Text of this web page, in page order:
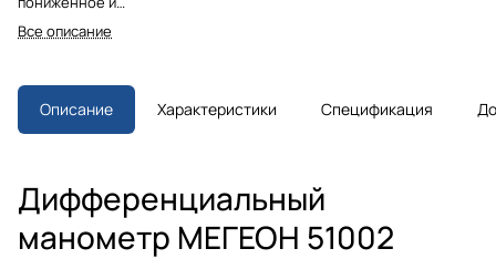
дифференциальное давление.
Функции удержания данных,
подключения к ПК через USB-
порт. Большой дисплей, 13
единиц измерения,
Все описание
Описание Характеристики Спецификация
Дифференциальный
манометр МЕГЕОН 51002